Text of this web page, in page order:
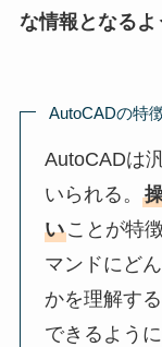
な情報となるよ
AutoCADの特
AutoCADは
いられる。
いことが特
マンドにど
かを理解す
できるよう